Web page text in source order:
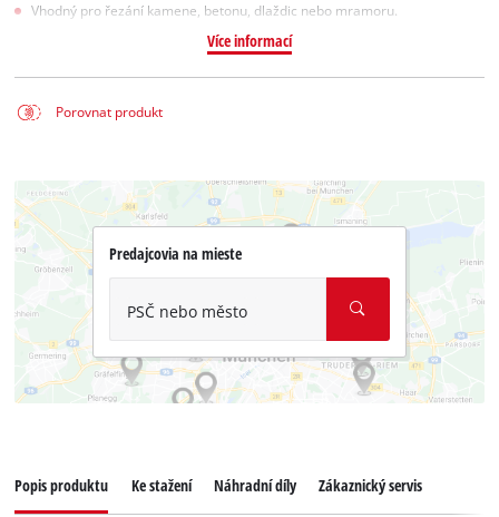
Vhodný pro řezání kamene, betonu, dlaždic nebo mramoru.
Více informací
Porovnat produkt
Predajcovia na mieste
PSČ nebo město
Popis produktu Ke stažení Náhradní díly Zákaznický servis